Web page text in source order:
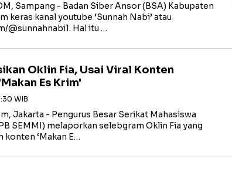
Sampang - Badan Siber Ansor (BSA) Kabupaten
keras kanal youtube ‘Sunnah Nabi’ atau
@sunnahnabi1. Hal itu …
Oklin Fia, Usai Viral Konten
Es Krim'
WIB
Jakarta - Pengurus Besar Serikat Mahasiswa
SEMMI) melaporkan selebgram Oklin Fia yang
konten ‘Makan E…